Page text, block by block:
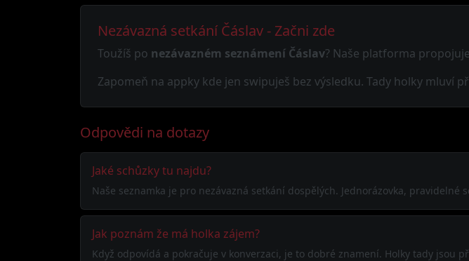
Nezávazná setkání Čáslav - Začni zde
Toužíš po nezávazném seznámení Čáslav? Naše platforma
Zapomeň na appky kde jen swipuješ bez výsledku. Tady holky mluví
Odpovědi na dotazy
Jaké schůzky tu najdu?
Naše seznamka je pro nezávazná setkání dospělých. Jednorázovka, pravidelné
Jak poznám že má holka zájem?
Když odpovídá a pokračuje v konverzaci, je to dobré znamení. Holky tady jsou